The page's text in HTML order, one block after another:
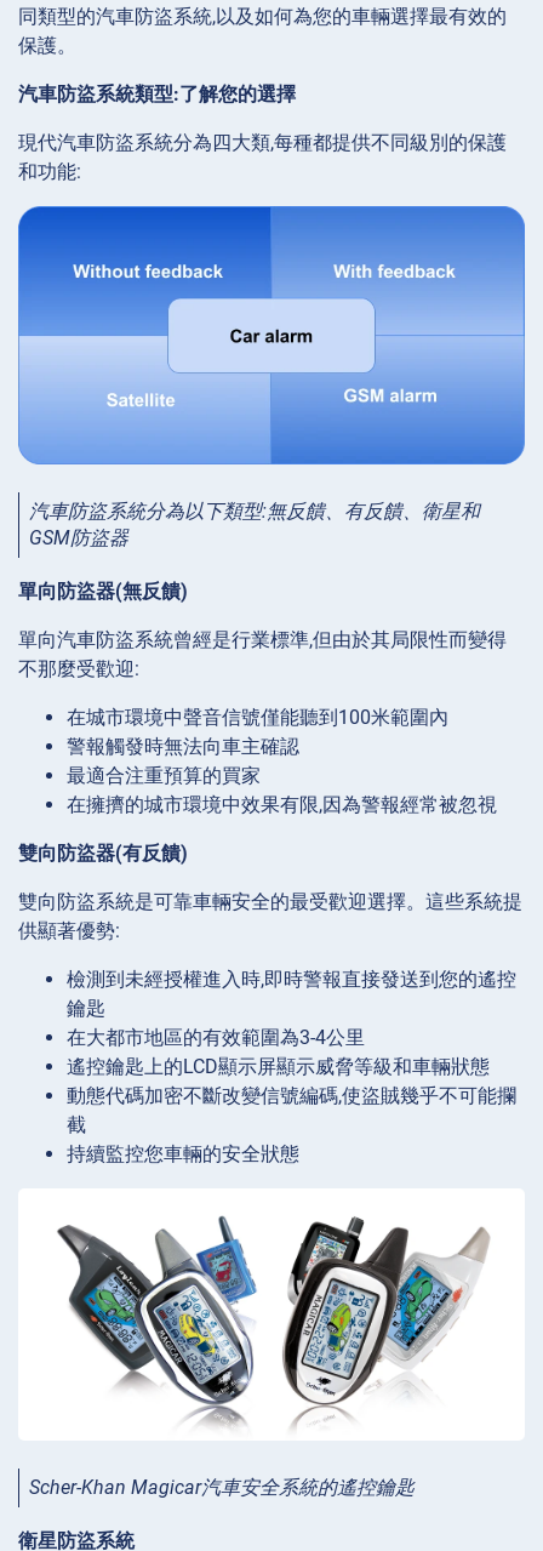
同類型的汽車防盜系統,以及如何為您的車輛選擇最有效的
保護。
汽車防盜系統類型:了解您的選擇
現代汽車防盜系統分為四大類,每種都提供不同級別的保護
和功能:
汽車防盜系統分為以下類型:無反饋、有反饋、衛星和
GSM防盜器
單向防盜器(無反饋)
單向汽車防盜系統曾經是行業標準,但由於其局限性而變得
不那麼受歡迎:
在城市環境中聲音信號僅能聽到100米範圍內
警報觸發時無法向車主確認
最適合注重預算的買家
在擁擠的城市環境中效果有限,因為警報經常被忽視
雙向防盜器(有反饋)
雙向防盜系統是可靠車輛安全的最受歡迎選擇。這些系統提
供顯著優勢:
檢測到未經授權進入時,即時警報直接發送到您的遙控
鑰匙
在大都市地區的有效範圍為3-4公里
遙控鑰匙上的LCD顯示屏顯示威脅等級和車輛狀態
動態代碼加密不斷改變信號編碼,使盜賊幾乎不可能攔
截
持續監控您車輛的安全狀態
Scher-Khan Magicar汽車安全系統的遙控鑰匙
衛星防盜系統